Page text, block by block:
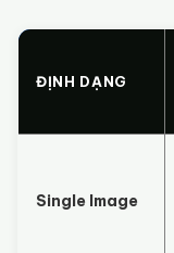
ĐỊNH DẠNG
Single Image